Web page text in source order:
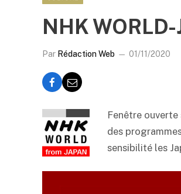
NHK
Par Rédaction Web 01/11/2020
Fenêtre
des
sensibilité les